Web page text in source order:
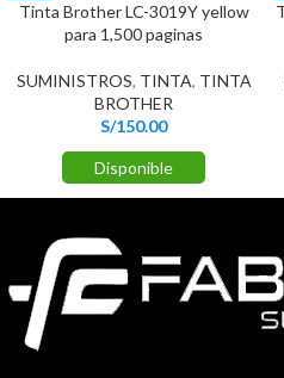
Tinta Brother LC-3019Y yellow
para 1,500 paginas
SUMINISTROS, TINTA, TINTA
BROTHER
S/150.00
Disponible